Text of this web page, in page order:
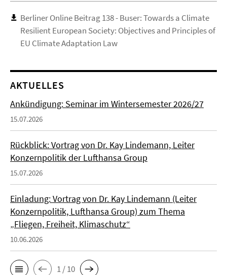
Berliner Online Beitrag 138 - Buser: Towards a Climate
Resilient European Society: Objectives and Principles of
EU Climate Adaptation Law
AKTUELLES
Ankündigung: Seminar im Wintersemester 2026/27
15.07.2026
Rückblick: Vortrag von Dr. Kay Lindemann, Leiter
Konzernpolitik der Lufthansa Group
15.07.2026
Einladung: Vortrag von Dr. Kay Lindemann (Leiter
Konzernpolitik, Lufthansa Group) zum Thema
„Fliegen, Freiheit, Klimaschutz“
10.06.2026
1 / 10